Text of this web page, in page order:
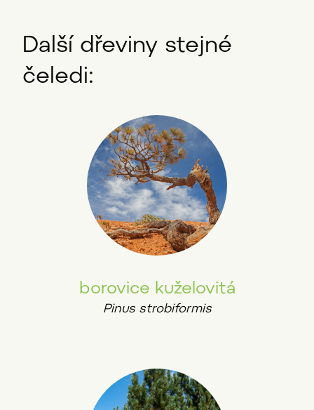
Další dřeviny stejné
čeledi:
borovice kuželovitá
Pinus strobiformis